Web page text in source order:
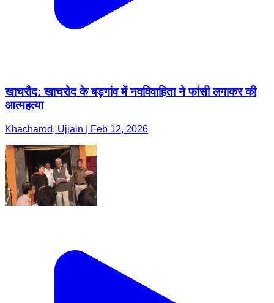
खाचरौद: खाचरोद के बड़गांव में नवविवाहिता ने फांसी लगाकर की
आत्महत्या
Khacharod, Ujjain | Feb 12, 2026